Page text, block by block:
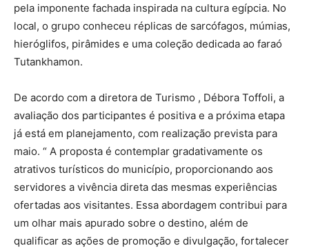
pela imponente fachada inspirada na cultura egípcia. No
local, o grupo conheceu réplicas de sarcófagos, múmias,
hieróglifos, pirâmides e uma coleção dedicada ao faraó
Tutankhamon.
De acordo com a diretora de Turismo , Débora Toffoli, a
avaliação dos participantes é positiva e a próxima etapa
já está em planejamento, com realização prevista para
maio. “ A proposta é contemplar gradativamente os
atrativos turísticos do município, proporcionando aos
servidores a vivência direta das mesmas experiências
ofertadas aos visitantes. Essa abordagem contribui para
um olhar mais apurado sobre o destino, além de
qualificar as ações de promoção e divulgação, fortalecer